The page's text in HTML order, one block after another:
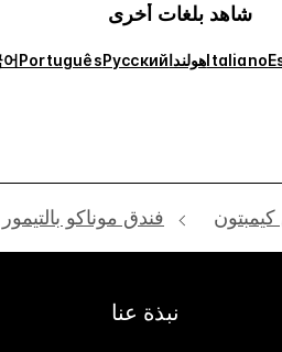
شاهد بلغات أخرى
ItalianoهولنداРусский
Português
كيمبتون فندق موناكو بالتيمور
نبذة عنا